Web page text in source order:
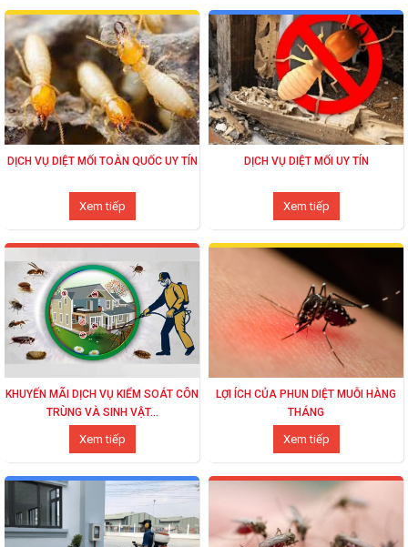
DỊCH VỤ DIỆT MỐI TOÀN QUỐC UY TÍN
Xem tiếp
DỊCH VỤ DIỆT MỐI UY TÍN
Xem tiếp
KHUYẾN MÃI DỊCH VỤ KIỂM SOÁT CÔN
TRÙNG VÀ SINH VẬT...
Xem tiếp
LỢI ÍCH CỦA PHUN DIỆT MUỖI HÀNG
THÁNG
Xem tiếp